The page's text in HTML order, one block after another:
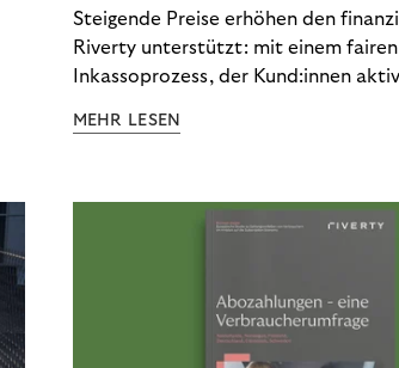
Steigende Preise erhöhen den
Riverty unterstützt: mit einem fairen
Inkassoprozess, der Kund:innen
Finanzbildung ermöglicht. So bleiben
MEHR LESEN